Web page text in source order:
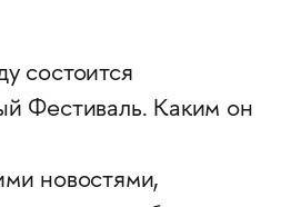
состоится
Фестиваль. Каким он
новостями,